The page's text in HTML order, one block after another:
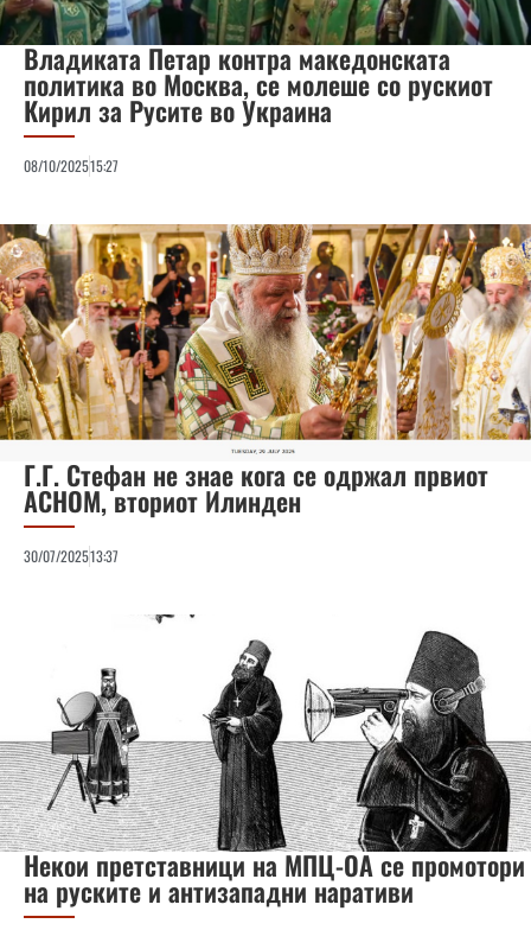
Владиката Петар контра македонската
политика во Москва, се молеше со рускиот
Кирил за Русите во Украина
08/10/202515:27
Г.Г. Стефан не знае кога се одржал првиот
АСНОМ, вториот Илинден
30/07/202513:37
Некои претставници на МПЦ-ОА се промотори
на руските и антизападни наративи